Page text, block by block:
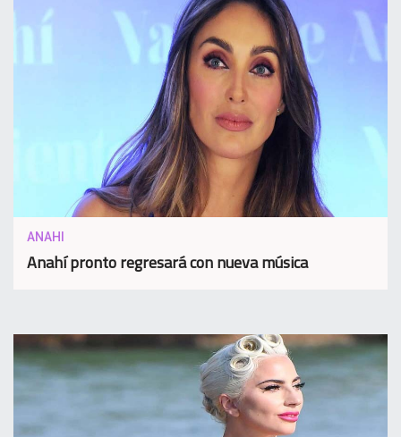
ANAHI
Anahí pronto regresará con nueva música